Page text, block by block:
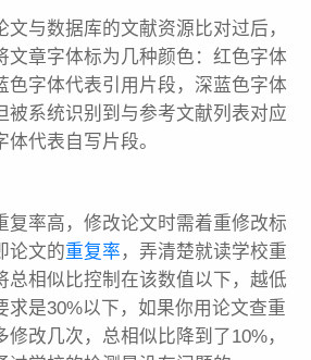
与数据库的文献资源比对过后，
文章字体标为几种颜色：红色字体
色字体代表引用片段，深蓝色字体
被系统识别到与参考文献列表对应
代表自写片段。
复率高，修改论文时需着重修改标
论文的重复率 ，弄清楚就读学校重
总相似比控制在该数值以下，越低
求是30%以下，如果你用论文查重
改几次，总相似比降到了10%，